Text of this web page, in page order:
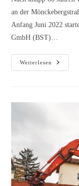
an der
Anfang Juni 2022
GmbH (BST)…
Weiterlesen